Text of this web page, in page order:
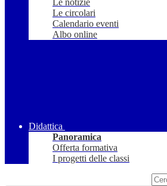
Le notizie
Le circolari
Calendario eventi
Albo online
Didattica
Panoramica
Offerta formativa
I progetti delle classi